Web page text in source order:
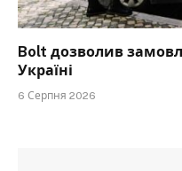
Bolt дозволив
Україні
6 Серпня 2026